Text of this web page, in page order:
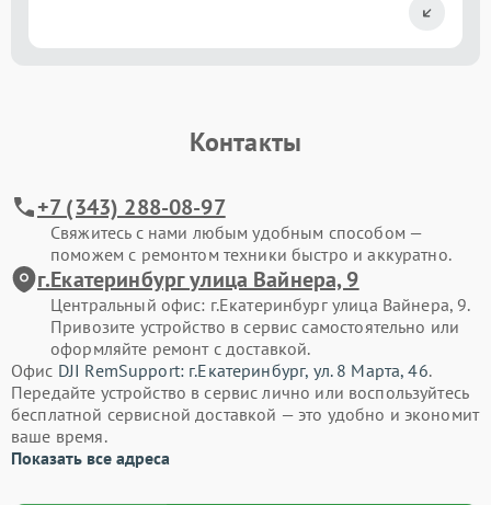
Контакты
+7 (343) 288-08-97
Свяжитесь с нами любым удобным способом —
поможем с ремонтом техники быстро и аккуратно.
г.Екатеринбург улица Вайнера, 9
Центральный офис: г.Екатеринбург улица Вайнера, 9.
Привозите устройство в сервис самостоятельно или
оформляйте ремонт с доставкой.
Офис DJI RemSupport: г.Екатеринбург, ул. 8 Марта, 46.
Передайте устройство в сервис лично или воспользуйтесь
бесплатной сервисной доставкой — это удобно и экономит
ваше время.
Показать все адреса